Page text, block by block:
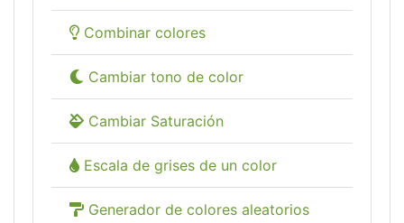
Combinar colores
Cambiar tono de color
Cambiar Saturación
Escala de grises de un color
Generador de colores aleatorios